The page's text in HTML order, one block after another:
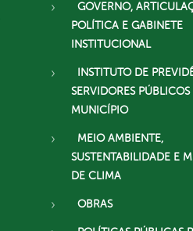
GOVERNO,
POLÍTICA E GABINETE
INSTITUCIONAL
INSTITUTO DE
SERVIDORES
MUNICÍPIO
MEIO AMBIENTE,
SUSTENTABILIDADE E
DE CLIMA
OBRAS